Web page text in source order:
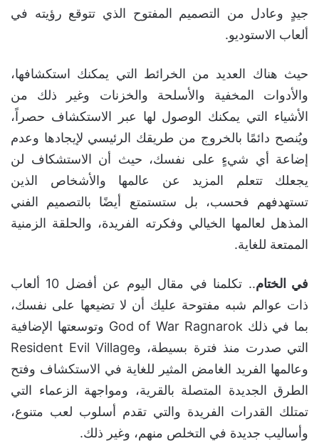
جيدٍ وعادل من التصميم المفتوح الذي تتوقع رؤيته في
ألعاب الاستوديو.
حيث هناك العديد من الخرائط التي يمكنك استكشافها،
والأدوات المخفية والأسلحة والخزنات وغير ذلك من
الأشياء التي يمكنك الوصول لها عبر الاستكشاف حصراً،
ويُنصح دائمًا بالخروج من طريقك الرئيسي لإيجادها وعدم
إضاعة أي شيءٍ على نفسك، حيث أن الاستشكاف لن
يجعلك تتعلم المزيد عن عالمها والأشخاص الذين
تستهدفهم فحسب، بل ستستمتع أيضًا بالتصميم الفني
المذهل لعالمها الخيالي وفكرته الفريدة، والحلقة الزمنية
الممتعة للغاية.
في الختام
.. تكلمنا في مقال اليوم عن أفضل 10 ألعاب
ذات عوالم شبه مفتوحة عليك أن لا تضيعها على نفسك،
بما في ذلك God of War Ragnarok وتوسعتها الإضافية
التي صدرت منذ فترة بسيطة، وResident Evil Village
وعالمها الفريد الغامض المثير للغاية في الاستكشاف وفتح
الطرق الجديدة المتصلة بالقرية، ومواجهة الزعماء التي
تمتلك القدرات الفريدة والتي تقدم أسلوب لعب متنوع،
وأساليب جديدة في التخلص منهم، وغير ذلك.